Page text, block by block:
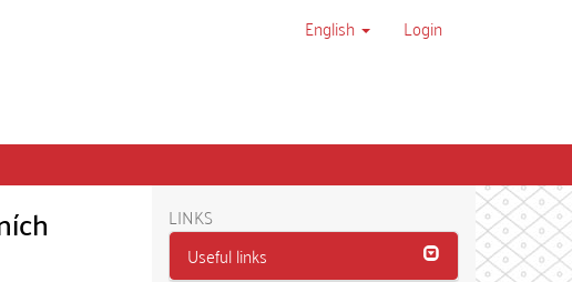
English Login
LINKS
Useful links